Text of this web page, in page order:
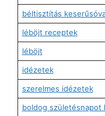
béltisztítás
léböjt receptek
léböjt
idézetek
szerelmes idézetek
boldog születésnapot